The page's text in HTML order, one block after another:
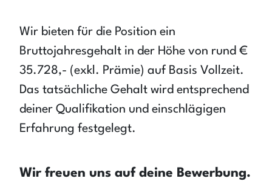
Wir bieten für die Position ein
Bruttojahresgehalt in der Höhe von rund €
35.728,- (exkl. Prämie) auf Basis Vollzeit.
Das tatsächliche Gehalt wird entsprechend
deiner Qualifikation und einschlägigen
Erfahrung festgelegt.
Wir freuen uns auf deine Bewerbung.